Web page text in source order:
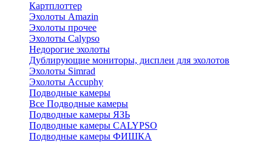
Картплоттер
Эхолоты Amazin
Эхолоты прочее
Эхолоты Calypso
Недорогие эхолоты
Дублирующие мониторы, дисплеи для эхолотов
Эхолоты Simrad
Эхолоты Accuphy
Подводные камеры
Все Подводные камеры
Подводные камеры ЯЗЬ
Подводные камеры CALYPSO
Подводные камеры ФИШКА